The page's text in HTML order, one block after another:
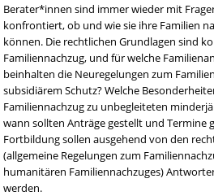
Berater*innen sind immer wieder mit
konfrontiert, ob und wie sie ihre Familien
können. Die rechtlichen Grundlagen sind
Familiennachzug, und für welche
beinhalten die Neuregelungen zum
subsidiärem Schutz? Welche
Familiennachzug zu unbegleiteten
wann sollten Anträge gestellt und Termine
Fortbildung sollen ausgehend von den
(allgemeine Regelungen zum
humanitären Familiennachzuges)
werden.